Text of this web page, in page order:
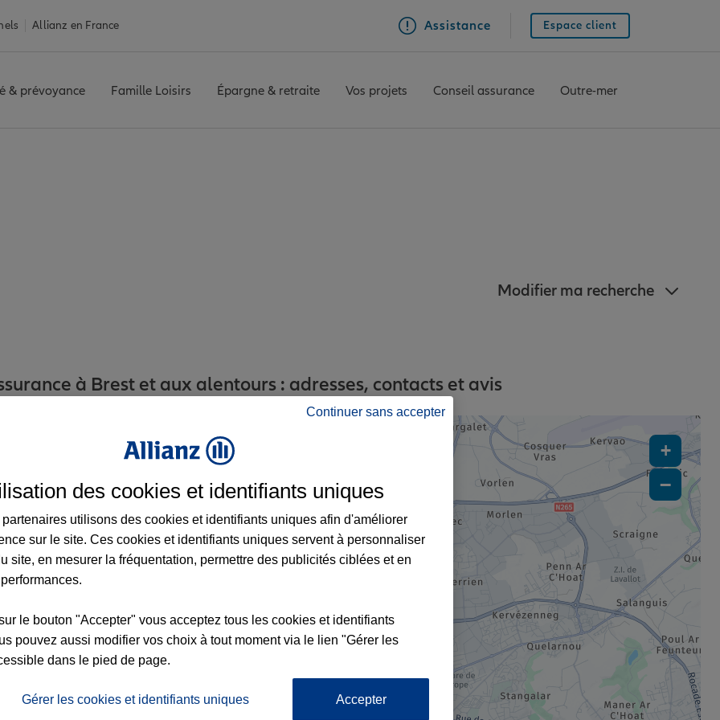
Allianz en France Assistance Espace client
& prévoyance Famille Loisirs Épargne & retraite Vos projets Conseil assurance Outre-mer
Modifier ma recherche
à Brest et aux alentours : adresses, contacts et avis
2
+
−
Continuer sans accepter
des cookies et identifiants uniques
partenaires utilisons des cookies et identifiants uniques afin d'améliorer
sur le site. Ces cookies et identifiants uniques servent à personnaliser
site, en mesurer la fréquentation, permettre des publicités ciblées et en
le bouton "Accepter" vous acceptez tous les cookies et identifiants
pouvez aussi modifier vos choix à tout moment via le lien "Gérer les
dans le pied de page.
Gérer les cookies et identifiants uniques Accepter